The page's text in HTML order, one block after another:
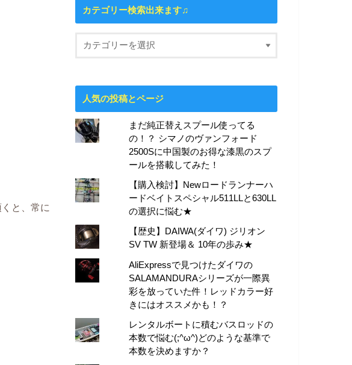
と、常に
カテゴリー検索出来ます♫
人気の投稿とページ
まだ純正替えスプール使ってる
の！？ シマノのヴァンフォード
2500Sに中国製のお得な漆黒のスプ
ールを搭載してみた！
【購入検討】Newロードランナーハ
ードベイトスペシャル511LLと630LL
の選択に悩む★
【歴史】DAIWA(ダイワ) ジリオン
SV TW 新登場＆ 10年の歩み★
AliExpressで見つけたダイワの
SALAMANDURAシリーズが一際異
彩を放っていた件！レッドカラー好
きにはオススメかも！？
レンタルボートに積むバスロッドの
本数で悩む(;^ω^)どのような基準で
本数を決めますか？